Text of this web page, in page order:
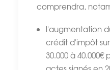
comprendra,
l'augmentation
crédit d'impôt
30.000 à